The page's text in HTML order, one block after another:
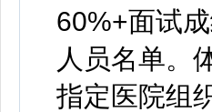
60%+面试
人员名单。
指定医院组